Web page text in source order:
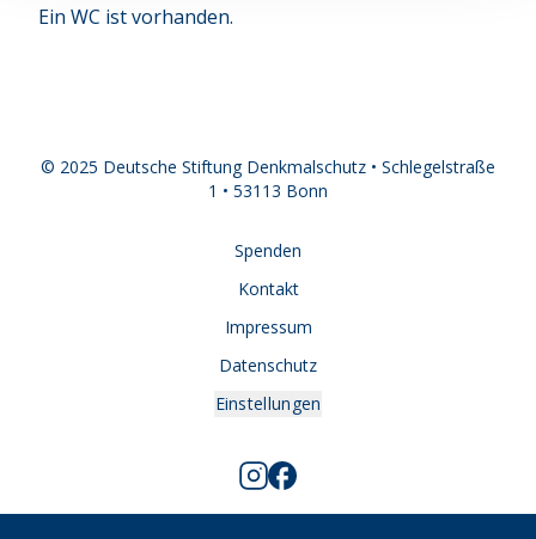
Ein WC ist vorhanden.
© 2025 Deutsche Stiftung Denkmalschutz • Schlegelstraße
1 • 53113 Bonn
Spenden
Kontakt
Impressum
Datenschutz
Einstellungen